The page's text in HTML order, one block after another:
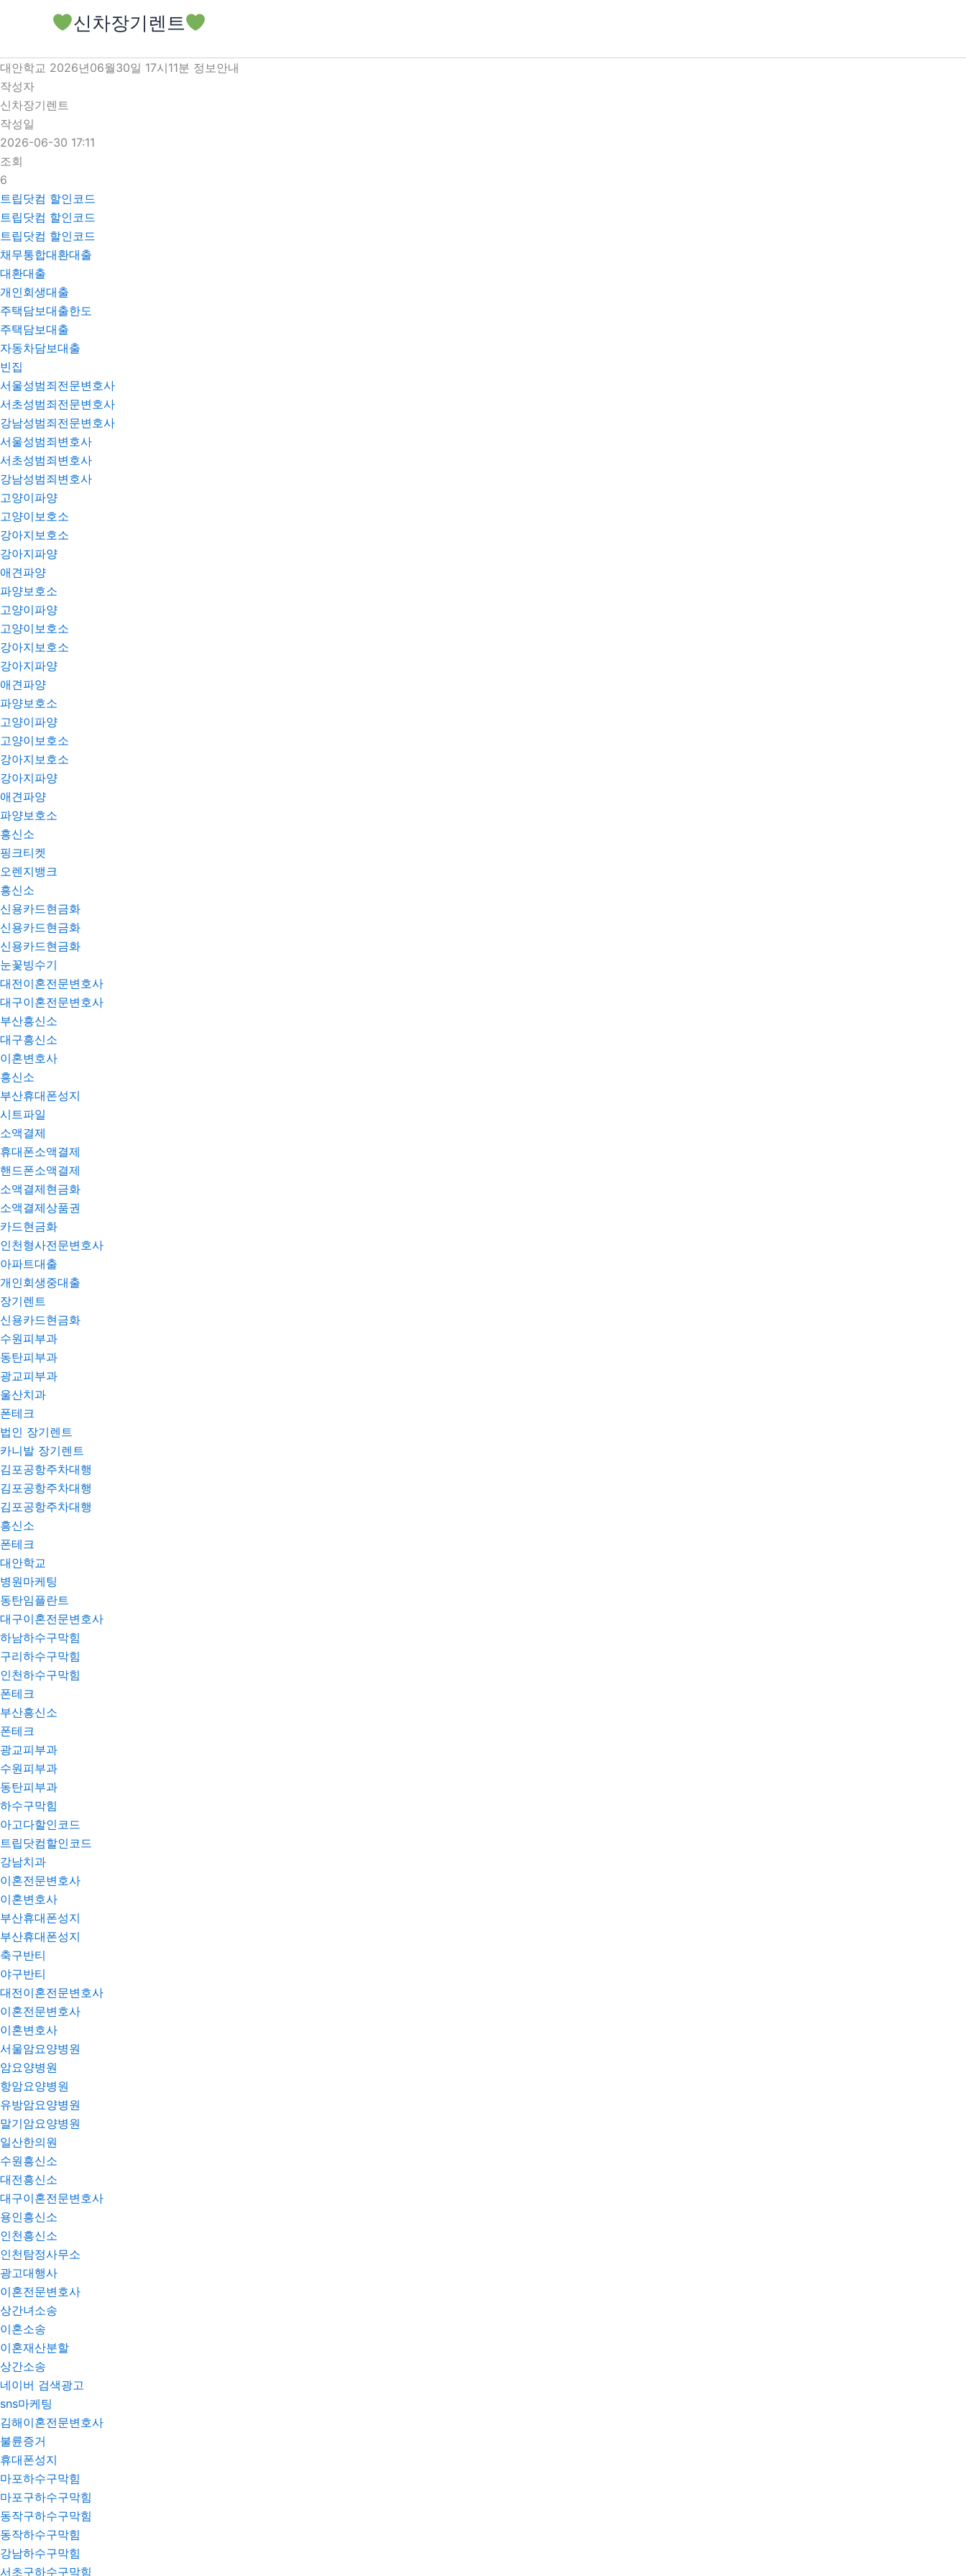
로
건
너
뛰
기
신차장기렌트
대안학교 2026년06월30일 17시11분 정보안내
작성자
신차장기렌트
작성일
2026-06-30 17:11
조회
6
트립닷컴 할인코드
트립닷컴 할인코드
트립닷컴 할인코드
채무통합대환대출
대환대출
개인회생대출
주택담보대출한도
주택담보대출
자동차담보대출
빈집
서울성범죄전문변호사
서초성범죄전문변호사
강남성범죄전문변호사
서울성범죄변호사
서초성범죄변호사
강남성범죄변호사
고양이파양
고양이보호소
강아지보호소
강아지파양
애견파양
파양보호소
고양이파양
고양이보호소
강아지보호소
강아지파양
애견파양
파양보호소
고양이파양
고양이보호소
강아지보호소
강아지파양
애견파양
파양보호소
흥신소
핑크티켓
오렌지뱅크
흥신소
신용카드현금화
신용카드현금화
신용카드현금화
눈꽃빙수기
대전이혼전문변호사
대구이혼전문변호사
부산흥신소
대구흥신소
이혼변호사
흥신소
부산휴대폰성지
시트파일
소액결제
휴대폰소액결제
핸드폰소액결제
소액결제현금화
소액결제상품권
카드현금화
인천형사전문변호사
아파트대출
개인회생중대출
장기렌트
신용카드현금화
수원피부과
동탄피부과
광교피부과
울산치과
폰테크
법인 장기렌트
카니발 장기렌트
김포공항주차대행
김포공항주차대행
김포공항주차대행
흥신소
폰테크
대안학교
병원마케팅
동탄임플란트
대구이혼전문변호사
하남하수구막힘
구리하수구막힘
인천하수구막힘
폰테크
부산흥신소
폰테크
광교피부과
수원피부과
동탄피부과
하수구막힘
아고다할인코드
트립닷컴할인코드
강남치과
이혼전문변호사
이혼변호사
부산휴대폰성지
부산휴대폰성지
축구반티
야구반티
대전이혼전문변호사
이혼전문변호사
이혼변호사
서울암요양병원
암요양병원
항암요양병원
유방암요양병원
말기암요양병원
일산한의원
수원흥신소
대전흥신소
대구이혼전문변호사
용인흥신소
인천흥신소
인천탐정사무소
광고대행사
이혼전문변호사
상간녀소송
이혼소송
이혼재산분할
상간소송
네이버 검색광고
sns마케팅
김해이혼전문변호사
불륜증거
휴대폰성지
마포하수구막힘
마포구하수구막힘
동작구하수구막힘
동작하수구막힘
강남하수구막힘
서초구하수구막힘